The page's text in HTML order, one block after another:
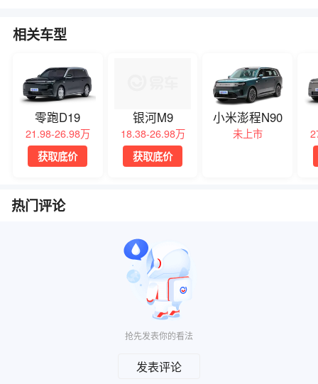
相关车型
零跑D19
21.98-26.98万
获取底价
银河M9
18.38-26.98万
获取底价
小米澎程N90
未上市
热门评论
抢先发表你的看法
发表评论